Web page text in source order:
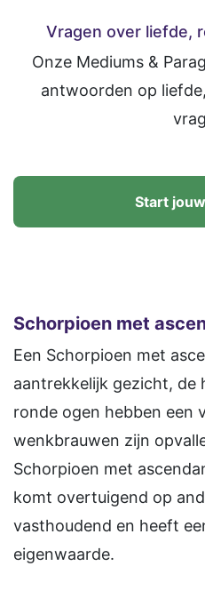
Vragen over liefde,
Onze Mediums &
antwoorden op
Start
Schorpioen met
Een Schorpioen met
aantrekkelijk gezicht, de
ronde ogen hebben een
wenkbrauwen zijn
Schorpioen met
komt overtuigend op
vasthoudend en heeft
eigenwaarde.